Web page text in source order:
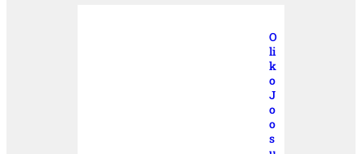
O
li
k
o
J
o
o
s